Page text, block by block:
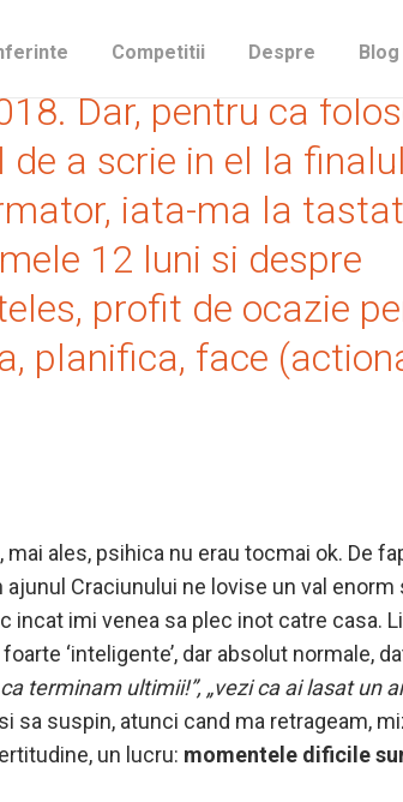
Competitii Despre Blog
raportul meu lunar de
Dar, pentru ca
a scrie in el la finalul
iata-ma la
12 luni si despre
profit de ocazie
planifica, face
ales, psihica nu erau tocmai ok. De
Craciunului ne lovise un val enorm
incat imi venea sa plec inot catre casa.
‘inteligente’, dar absolut normale,
terminam ultimii!”, „vezi ca ai lasat un
sa suspin, atunci cand ma retrageam,
un lucru: momentele dificile